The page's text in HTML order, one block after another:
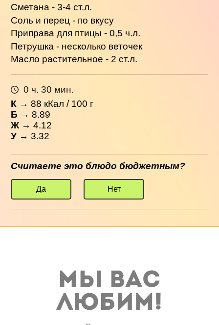
Сметана - 3-4 ст.л.
Соль и перец - по вкусу
Приправа для птицы - 0,5 ч.л.
Петрушка - несколько веточек
Масло растительное - 2 ст.л.
0 ч. 30 мин.
К →88 кКал / 100 г
Б → 8.89
Ж → 4.12
У → 3.32
Считаете это блюдо бюджетным?
Да Нет